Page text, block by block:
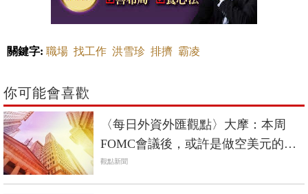
關鍵字: 職場 找工作 洪雪珍 排擠 霸凌
你可能會喜歡
〈每日外資外匯觀點〉大摩：本周
FOMC會議後，或許是做空美元的好
時機
觀點新聞